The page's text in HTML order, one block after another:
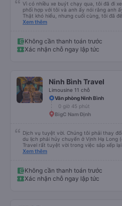
Vì có nhiều xe buýt chạy qua, tôi đã đi
phối hợp với tôi và anh ấy nói rằng anh
Thật khó hiểu, nhưng cuối cùng, tôi đã
tốt và tài xế rất hữu ích
Xem thêm
Không cần thanh toán trước
Xác nhận chỗ ngay lập tức
Ninh Bình Travel
Limousine 11 chỗ
Văn phòng Ninh Bình
0 giờ 45 phút
BigC Nam Định
Dịch vụ tuyệt vời. Chúng tôi phải thay
du lịch phải hủy chuyến ở Vịnh Hạ Long
Travel rất tuyệt vời trong việc sắp xếp
hồi rất nhanh và cập nhật trực tiếp cho
Xem thêm
Không cần thanh toán trước
Xác nhận chỗ ngay lập tức